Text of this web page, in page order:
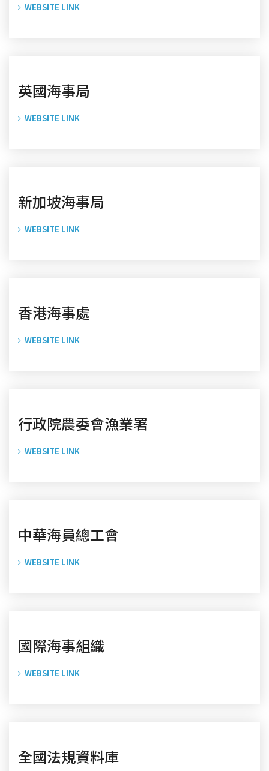
WEBSITE LINK
英國海事局
WEBSITE LINK
新加坡海事局
WEBSITE LINK
香港海事處
WEBSITE LINK
行政院農委會漁業署
WEBSITE LINK
中華海員總工會
WEBSITE LINK
國際海事組織
WEBSITE LINK
全國法規資料庫